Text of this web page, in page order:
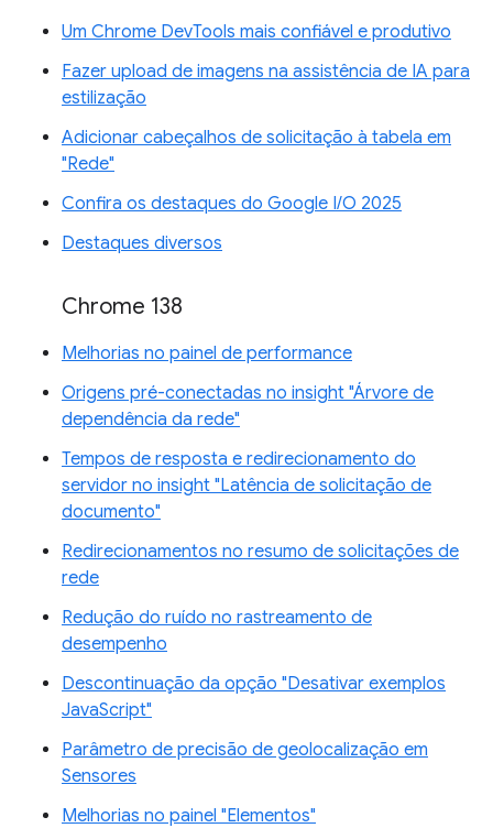
Um Chrome DevTools mais confiável e produtivo
Fazer upload de imagens na assistência de IA para
estilização
Adicionar cabeçalhos de solicitação à tabela em
"Rede"
Confira os destaques do Google I/O 2025
Destaques diversos
Chrome 138
Melhorias no painel de performance
Origens pré-conectadas no insight "Árvore de
dependência da rede"
Tempos de resposta e redirecionamento do
servidor no insight "Latência de solicitação de
documento"
Redirecionamentos no resumo de solicitações de
rede
Redução do ruído no rastreamento de
desempenho
Descontinuação da opção "Desativar exemplos
JavaScript"
Parâmetro de precisão de geolocalização em
Sensores
Melhorias no painel "Elementos"